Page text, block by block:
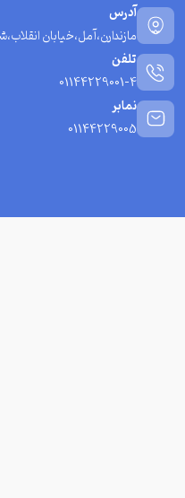
آدرس
مازندارن،آمل،خیابان
تلفن
01144229001-4
نمابر
01144229005